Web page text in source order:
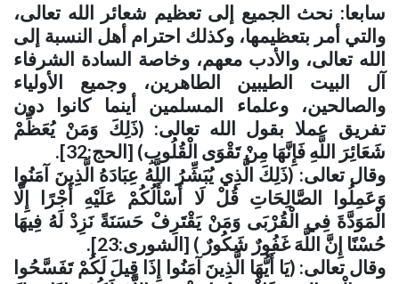
سابعا: نحث الجميع إلى تعظيم شعائر الله تعالى،
والتي أمر بتعظيمها، وكذلك احترام أهل النسبة إلى
الله تعالى، والأدب معهم، وخاصة السادة الشرفاء
آل البيت الطيبين الطاهرين، وجميع الأولياء
والصالحين، وعلماء المسلمين أينما كانوا دون
تفريق عملا بقول الله تعالى: (ذَلِكَ وَمَنْ يُعَظِّمْ
شَعَائِرَ اللَّهِ فَإِنَّهَا مِنْ تَقْوَى الْقُلُوبِ) [الحج:32]
.
وقال تعالى: (ذَلِكَ الَّذِي يُبَشِّرُ اللَّهُ عِبَادَهُ الَّذِينَ آمَنُوا
وَعَمِلُوا الصَّالِحَاتِ قُلْ لَا أَسْأَلُكُمْ عَلَيْهِ أَجْرًا إِلَّا
الْمَوَدَّةَ فِي الْقُرْبَى وَمَنْ يَقْتَرِفْ حَسَنَةً نَزِدْ لَهُ فِيهَا
حُسْنًا إِنَّ اللَّهَ غَفُورٌ شَكُورٌ ) [الشورى:23]
.
وقال تعالى: (يَا أَيُّهَا الَّذِينَ آمَنُوا إِذَا قِيلَ لَكُمْ تَفَسَّحُوا